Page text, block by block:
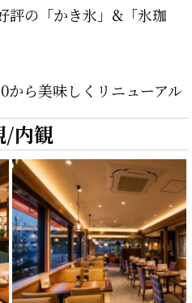
評の「かき氷」&「氷珈
から美味しくリニューアル
/内観